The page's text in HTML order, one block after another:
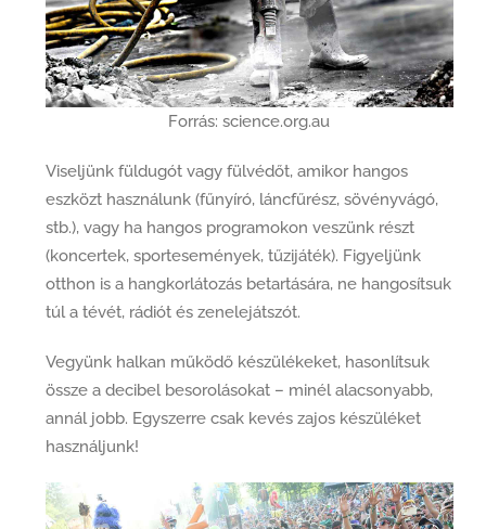
Forrás: science.org.au
Viseljünk füldugót vagy fülvédőt, amikor hangos
eszközt használunk (fűnyíró, láncfűrész, sövényvágó,
stb.), vagy ha hangos programokon veszünk részt
(koncertek, sportesemények, tűzijáték). Figyeljünk
otthon is a hangkorlátozás betartására, ne hangosítsuk
túl a tévét, rádiót és zenelejátszót.
Vegyünk halkan működő készülékeket, hasonlítsuk
össze a decibel besorolásokat – minél alacsonyabb,
annál jobb. Egyszerre csak kevés zajos készüléket
használjunk!